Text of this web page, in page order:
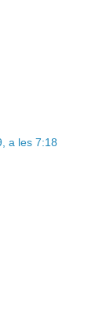
a les 7:18